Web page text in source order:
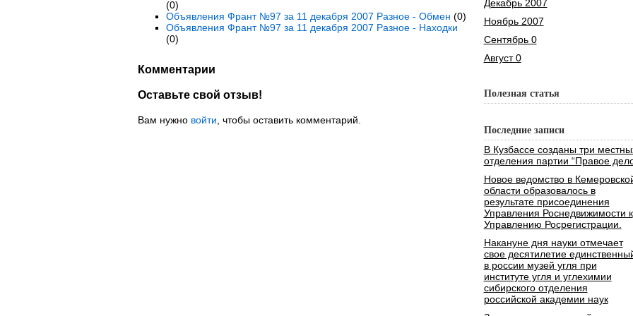
(0)
Объявления Франт №97 за 11 декабря 2007 Разное - Обмен (0)
Объявления Франт №97 за 11 декабря 2007 Разное - Находки
(0)
Комментарии
Оставьте свой отзыв!
Вам нужно войти , чтобы оставить комментарий.
Декабрь 2007
Ноябрь 2007
Сентябрь 0
Август 0
Полезная статья
Последние записи
В Кузбассе созданы три
отделения партии “Правое
Новое ведомство в
области образовалось в
результате присоединения
Управления Роснедвижимости к
Управлению Росрегистрации.
Накануне дня науки отмечает
свое десятилетие
в россии музей угля при
институте угля и углехимии
сибирского отделения
российской академии наук